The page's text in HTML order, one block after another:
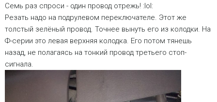
Семь раз спроси - один провод отрежь! :lol:
Резать надо на подрулевом переключателе. Этот же
толстый зелёный провод. Точнее вынуть его из колодки. На
Ф-серии это левая верхняя колодка. Его потом тянешь
назад, не полагаясь на тонкий провод третьего стоп-
сигнала.